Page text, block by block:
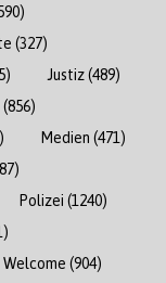
(327)
Justiz(489)
(856)
Medien (471)
Polizei (1240)
(904)